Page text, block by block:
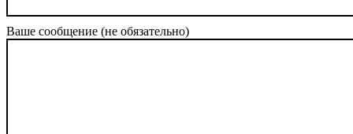
Ваше сообщение (не обязательно)